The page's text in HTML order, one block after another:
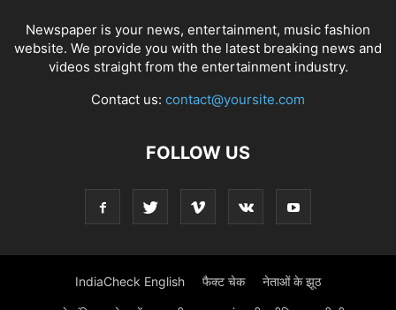
Newspaper is your news, entertainment, music fashion
website. We provide you with the latest breaking news and
videos straight from the entertainment industry.
Contact us: contact@yoursite.com
FOLLOW US
IndiaCheck English फैक्ट चेक नेताओं के झूठ